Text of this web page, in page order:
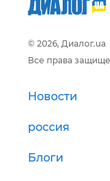
© 2026, Диалог.ua
Все права
Новости
россия
Блоги